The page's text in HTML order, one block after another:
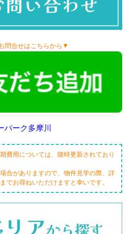
問合せはこちらから▼
費用については、随時更新されており
合がありますので、物件見学の際、詳
でお尋ねいただけますと幸いです。